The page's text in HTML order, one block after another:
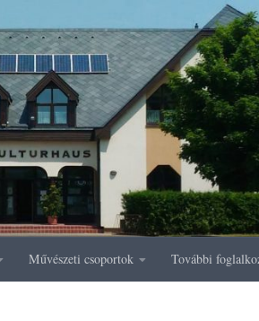
Művészeti csoportok További